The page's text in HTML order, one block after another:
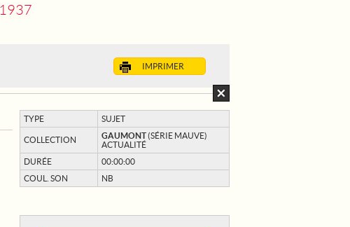
IMPRIMER
TYPE SUJET
COLLECTION GAUMONT(SÉRIE MAUVE)
ACTUALITÉ
DURÉE
00:00:00
COUL. SON
NB